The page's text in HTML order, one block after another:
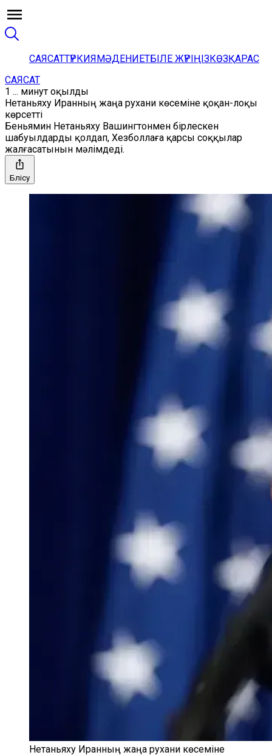
САЯСАТТҮРКИЯМӘДЕНИЕТБІЛЕ ЖҮРІҢІЗКӨЗҚАРАС
САЯСАТ
1 ... минут оқылды
Нетаньяху Иранның жаңа рухани көсеміне қоқан-лоқы
көрсетті
Беньямин Нетаньяху Вашингтонмен бірлескен
шабуылдарды қолдап, Хезболлаға қарсы соққылар
жалғасатынын мәлімдеді.
Бөлісу
Нетаньяху Иранның жаңа рухани көсеміне